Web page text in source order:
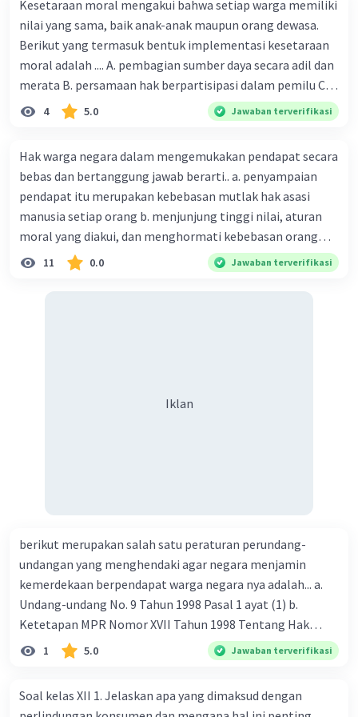
Namun, memberikan rasa keadilan bagi setiap
warga negara bukanlah fungsi utama peraturan
perundang-undangan. Meskipun prinsip-prinsip
keadilan mungkin menjadi landasan pembuatan
undang-undang, pengaturan keadilan secara
langsung lebih menjadi tugas lembaga
peradilan. Oleh karena itu, pemberian hukuman
merupakan domain dari sistem peradilan
daripada fungsi peraturan perundang-undangan
nasional.
Beri Rating·0.0(0) Balas
Kesetaraan moral mengakui bahwa setiap warga memiliki
nilai yang sama, baik anak-anak maupun orang dewasa.
Berikut yang termasuk bentuk implementasi kesetaraan
moral adalah .... A. pembagian sumber daya secara adil dan
merata B. persamaan hak berpartisipasi dalam pemilu C.
menghargai pendapat orang lain D. menerapkan hukum
secara adil E. merendahkan status orang lain
4 5.0 Jawaban terverifikasi
Hak warga negara dalam mengemukakan pendapat secara
bebas dan bertanggung jawab berarti.. a. penyampaian
pendapat itu merupakan kebebasan mutlak hak asasi
manusia setiap orang b. menjunjung tinggi nilai, aturan
moral yang diakui, dan menghormati kebebasan orang
lain c. penyampaian pendapat dilaksanakan dengan
sepihak d. penyampaian pendapat diupayakan dengan
11 0.0 Jawaban terverifikasi
Iklan
berikut merupakan salah satu peraturan perundang-
undangan yang menghendaki agar negara menjamin
kemerdekaan berpendapat warga negara nya adalah... a.
Undang-undang No. 9 Tahun 1998 Pasal 1 ayat (1) b.
Ketetapan MPR Nomor XVII Tahun 1998 Tentang Hak
Asasi Manusia Pasal 19 c. UUD Tahun 1945 Pasal 28I ayat (4)
d. Undang-undang Nomor 39 Tahun 1999 tentang Hak
1 5.0 Jawaban terverifikasi
Soal kelas XII 1. Jelaskan apa yang dimaksud dengan